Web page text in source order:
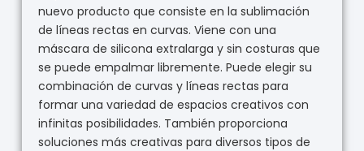
nuevo producto que consiste en la sublimación
de líneas rectas en curvas. Viene con una
máscara de silicona extralarga y sin costuras que
se puede empalmar libremente. Puede elegir su
combinación de curvas y líneas rectas para
formar una variedad de espacios creativos con
infinitas posibilidades. También proporciona
soluciones más creativas para diversos tipos de